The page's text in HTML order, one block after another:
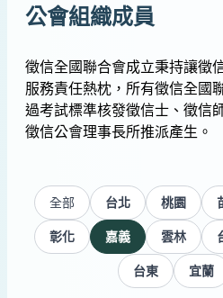
公會組織成員
徵信全國聯合會成立秉持讓徵
服務責任熱枕，所有徵信全國
過考試標準核發徵信士、徵信
徵信公會理事長所推派產生。
全部 台北 桃園
彰化
嘉義 雲林
台東
宜蘭